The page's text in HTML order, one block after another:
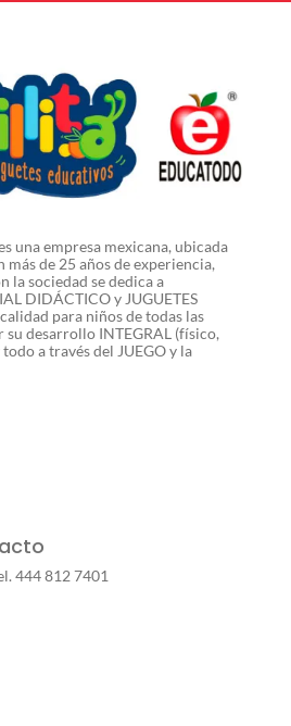
una empresa mexicana, ubicada
más de 25 años de experiencia,
la sociedad se dedica a
DIDÁCTICO y JUGUETES
para niños de todas las
su desarrollo INTEGRAL (físico,
a través del JUEGO y la
444 812 7401